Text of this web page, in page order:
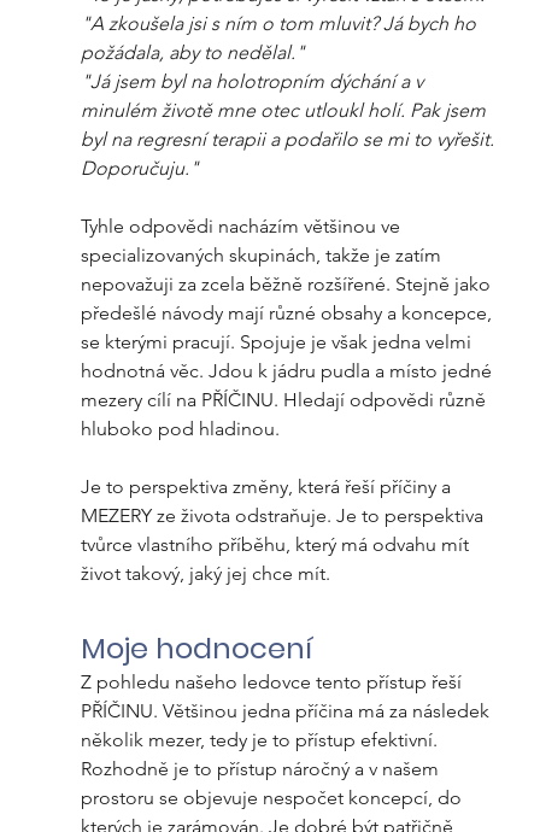
"A zkoušela jsi s ním o tom mluvit? Já bych ho
požádala, aby to nedělal."
"Já jsem byl na holotropním dýchání a v
minulém životě mne otec utloukl holí. Pak jsem
byl na regresní terapii a podařilo se mi to vyřešit.
Doporučuju."
Tyhle odpovědi nacházím většinou ve
specializovaných skupinách, takže je zatím
nepovažuji za zcela běžně rozšířené. Stejně jako
předešlé návody mají různé obsahy a koncepce,
se kterými pracují. Spojuje je však jedna velmi
hodnotná věc. Jdou k jádru pudla a místo jedné
mezery cílí na PŘÍČINU. Hledají odpovědi různě
hluboko pod hladinou.
Je to perspektiva změny, která řeší příčiny a
MEZERY ze života odstraňuje. Je to perspektiva
tvůrce vlastního příběhu, který má odvahu mít
život takový, jaký jej chce mít.
Moje hodnocení
Z pohledu našeho ledovce tento přístup řeší
PŘÍČINU. Většinou jedna příčina má za následek
několik mezer, tedy je to přístup efektivní.
Rozhodně je to přístup náročný a v našem
prostoru se objevuje nespočet koncepcí, do
kterých je zarámován. Je dobré být patřičně